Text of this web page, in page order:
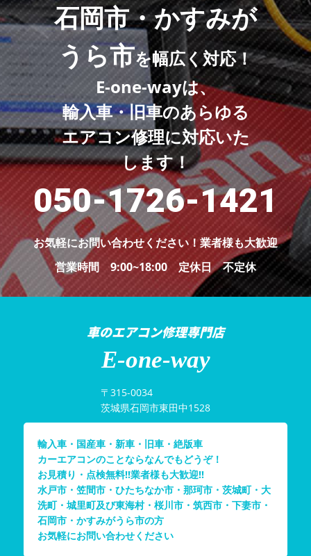
石岡市・かすみが
うら市を幅広く対応！
E-one-wayは、
輸入車・旧車のあらゆる
エアコン修理に対応いた
します！
050-1726-1421
お気軽にお問い合わせください！ 業者様も大歓迎
営業時間 9:00~18:00 定休日 不定休
車のエアコン修理専門店
E-one-way
〒315-0034
茨城県石岡市東田中1528
輸入車・国産車・新車・旧車・絶版車
カーエアコンのことならなんでもどうぞ！
お見積り・点検無料!!業者様も大歓迎!!
水戸市・笠間市・ひたちなか市・那珂市・茨城町・大
洗町・城里町及び東海村・桜川市・筑西市・下妻市・
石岡市・かすみがうら市の方
お気軽にお問い合わせください